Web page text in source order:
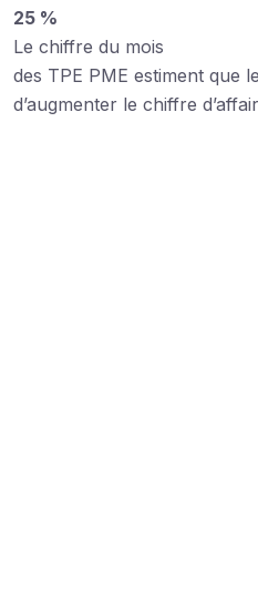
25 %
Le chiffre du mois
des TPE PME estiment que
d’augmenter le chiffre